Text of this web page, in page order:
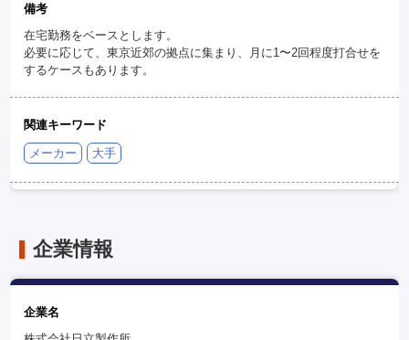
備考
在宅勤務をベースとします。
必要に応じて、東京近郊の拠点に集まり、月に1〜2回程度打合せを
するケースもあります。
関連キーワード
メーカー 大手
企業情報
企業名